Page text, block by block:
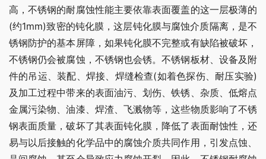
高，不锈钢的耐腐蚀性能主要依靠表面覆盖的这一层极薄的
(约1mm)致密的钝化膜，这层钝化膜与腐蚀介质隔离，是不
锈钢防护的基本屏障，如果钝化膜不完整或有缺陷被破坏，
不锈钢仍会被腐蚀，不锈钢也会锈。不锈钢板材、设备及附
件的吊运、装配、焊接、焊缝检查(如着色探伤、耐压实验)
及加工过程中带来的表面油污、划伤、铁锈、杂质、低熔点
金属污染物、油漆、焊渣、飞溅物等，这些物质影响了不锈
钢表面质量，破坏了其表面钝化膜，降低了表面耐蚀性，还
易与以后接触的化学品中的腐蚀介质共同作用，引发点蚀、